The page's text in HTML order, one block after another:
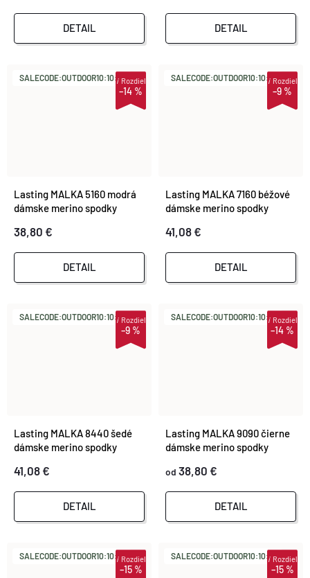
DETAIL DETAIL
SALECODE:OUTDOOR10:10:%
–14 %
iRozdiel
Lasting MALKA 5160 modrá
dámske merino spodky
38,80 €
DETAIL
SALECODE:OUTDOOR10:10:%
–9 %
iRozdiel
Lasting MALKA 7160 béžové
dámske merino spodky
41,08 €
DETAIL
SALECODE:OUTDOOR10:10:%
–9 %
iRozdiel
Lasting MALKA 8440 šedé
dámske merino spodky
41,08 €
DETAIL
SALECODE:OUTDOOR10:10:%
–14 %
iRozdiel
Lasting MALKA 9090 čierne
dámske merino spodky
od 38,80 €
DETAIL
SALECODE:OUTDOOR10:10:%
–15 %
iRozdiel SALECODE:OUTDOOR10:10:%
–15 %
iRozdiel